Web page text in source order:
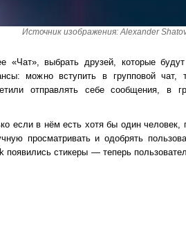
Источник изображения: Alexander
«Чат», выбрать друзей, которые
можно вступить в групповой чат,
отправлять себе сообщения, в
если в нём есть хотя бы один человек,
просматривать и одобрять
стикеры — теперь